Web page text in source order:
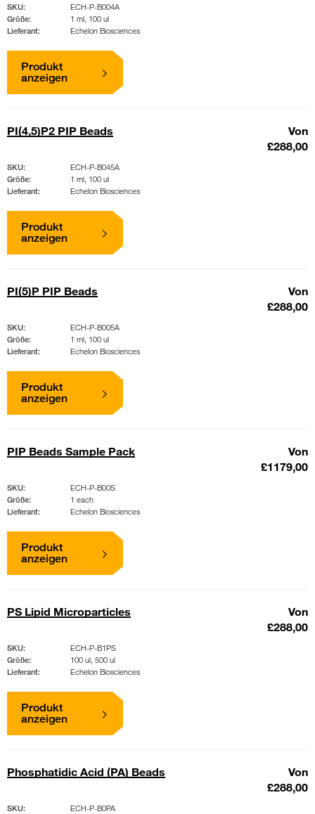
SKU:
ECH-P-B004A
Größe:
1 ml, 100 ul
Lieferant:
Echelon Biosciences
Produkt
anzeigen
PI(4,5)P2 PIP Beads
Von
£288,00
SKU:
ECH-P-B045A
Größe:
1 ml, 100 ul
Lieferant:
Echelon Biosciences
Produkt
anzeigen
PI(5)P PIP Beads
Von
£288,00
SKU:
ECH-P-B005A
Größe:
1 ml, 100 ul
Lieferant:
Echelon Biosciences
Produkt
anzeigen
PIP Beads Sample Pack
Von
£1179,00
SKU:
ECH-P-B00S
Größe:
1 each
Lieferant:
Echelon Biosciences
Produkt
anzeigen
PS Lipid Microparticles
Von
£288,00
SKU:
ECH-P-B1PS
Größe:
100 ul, 500 ul
Lieferant:
Echelon Biosciences
Produkt
anzeigen
Phosphatidic Acid (PA) Beads
Von
£288,00
SKU:
ECH-P-B0PA